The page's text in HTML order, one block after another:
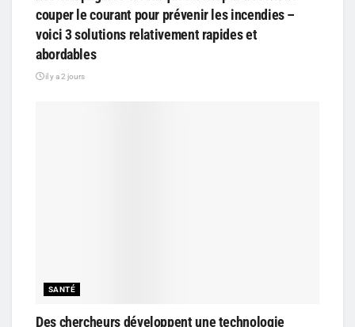
couper le courant pour prévenir les incendies –
voici 3 solutions relativement rapides et
abordables
il y a 2 jours
SANTÉ
Des chercheurs développent une technologie